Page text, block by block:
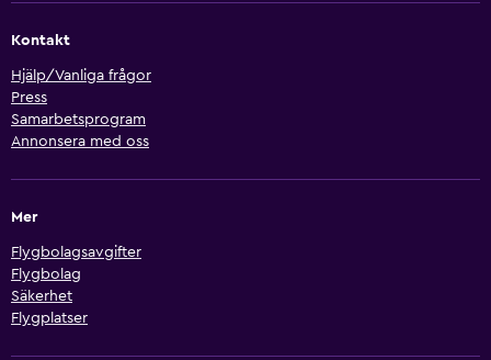
Kontakt
Hjälp/Vanliga frågor
Press
Samarbetsprogram
Annonsera med oss
Mer
Flygbolagsavgifter
Flygbolag
Säkerhet
Flygplatser